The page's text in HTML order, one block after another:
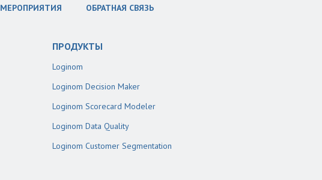
МЕРОПРИЯТИЯ ОБРАТНАЯ СВЯЗЬ
ПРОДУКТЫ
Loginom
Loginom Decision Maker
Loginom Scorecard Modeler
Loginom Data Quality
Loginom Customer Segmentation